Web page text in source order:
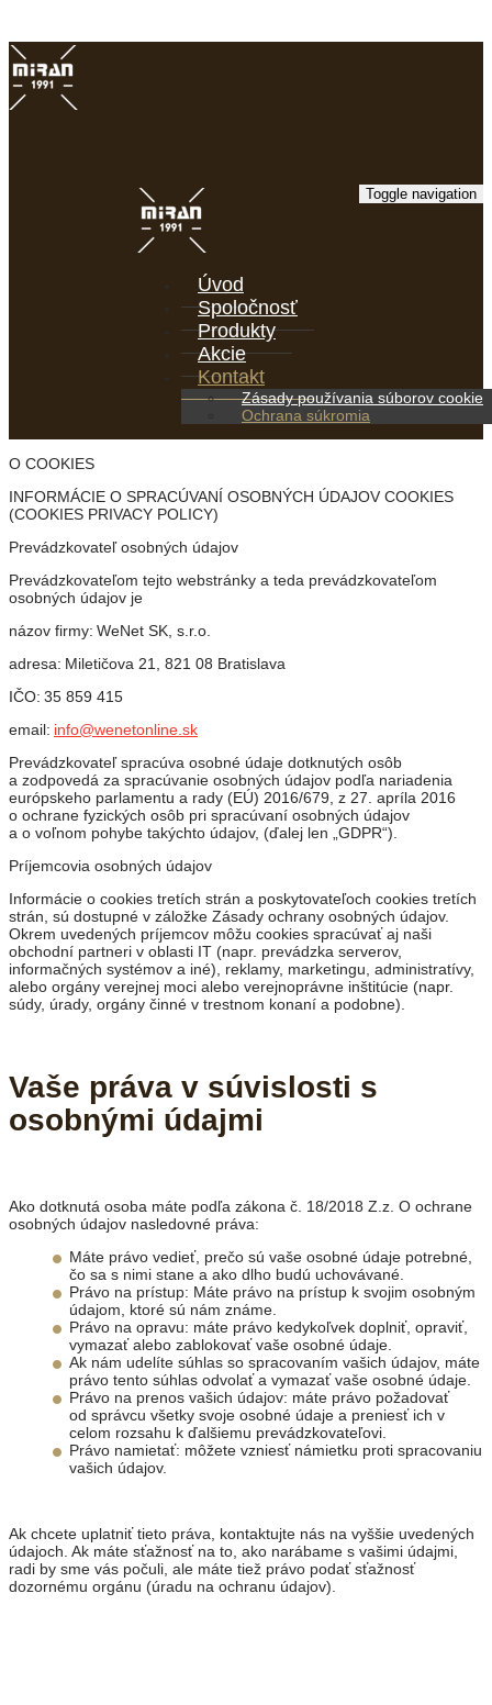
Toggle navigation
Úvod
Spoločnosť
Produkty
Akcie
Kontakt
Zásady používania súborov cookie
Ochrana súkromia
O COOKIES
INFORMÁCIE O SPRACÚVANÍ OSOBNÝCH ÚDAJOV COOKIES
(COOKIES PRIVACY POLICY)
Prevádzkovateľ osobných údajov
Prevádzkovateľom tejto webstránky a teda prevádzkovateľom
osobných údajov je
názov firmy: WeNet SK, s.r.o.
adresa: Miletičova 21, 821 08 Bratislava
IČO: 35 859 415
email: info@wenetonline.sk
Prevádzkovateľ spracúva osobné údaje dotknutých osôb
a zodpovedá za spracúvanie osobných údajov podľa nariadenia
európskeho parlamentu a rady (EÚ) 2016/679, z 27. apríla 2016
o ochrane fyzických osôb pri spracúvaní osobných údajov
a o voľnom pohybe takýchto údajov, (ďalej len „GDPR“).
Príjemcovia osobných údajov
Informácie o cookies tretích strán a poskytovateľoch cookies tretích
strán, sú dostupné v záložke Zásady ochrany osobných údajov.
Okrem uvedených príjemcov môžu cookies spracúvať aj naši
obchodní partneri v oblasti IT (napr. prevádzka serverov,
informačných systémov a iné), reklamy, marketingu, administratívy,
alebo orgány verejnej moci alebo verejnoprávne inštitúcie (napr.
súdy, úrady, orgány činné v trestnom konaní a podobne).
Vaše práva v súvislosti s
osobnými údajmi
Ako dotknutá osoba máte podľa zákona č. 18/2018 Z.z. O ochrane
osobných údajov nasledovné práva:
Máte právo vedieť, prečo sú vaše osobné údaje potrebné,
čo sa s nimi stane a ako dlho budú uchovávané.
Právo na prístup: Máte právo na prístup k svojim osobným
údajom, ktoré sú nám známe.
Právo na opravu: máte právo kedykoľvek doplniť, opraviť,
vymazať alebo zablokovať vaše osobné údaje.
Ak nám udelíte súhlas so spracovaním vašich údajov, máte
právo tento súhlas odvolať a vymazať vaše osobné údaje.
Právo na prenos vašich údajov: máte právo požadovať
od správcu všetky svoje osobné údaje a preniesť ich v
celom rozsahu k ďalšiemu prevádzkovateľovi.
Právo namietať: môžete vzniesť námietku proti spracovaniu
vašich údajov.
Ak chcete uplatniť tieto práva, kontaktujte nás na vyššie uvedených
údajoch. Ak máte sťažnosť na to, ako narábame s vašimi údajmi,
radi by sme vás počuli, ale máte tiež právo podať sťažnosť
dozornému orgánu (úradu na ochranu údajov).